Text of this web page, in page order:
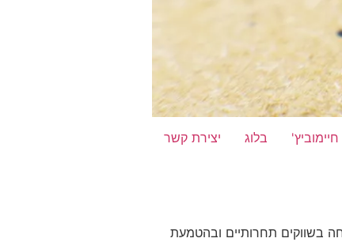
בלוג יצירת קשר
המתמחה בצמיחה בשווקים תחרותיים ובהטמעת